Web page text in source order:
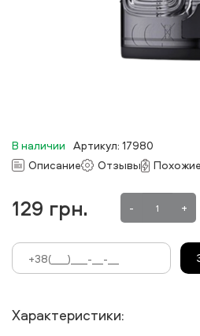
В наличии Артикул: 17980
Описание
Отзывы
129 грн. - +
Характеристики: